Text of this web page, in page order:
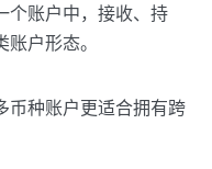
个账户中，接收、持
户形态。
币种账户更适合拥有跨